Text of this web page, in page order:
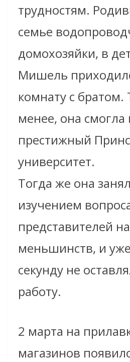
трудностям.
семье
домохозяйки, в
Мишель
комнату с братом.
менее, она смогла
престижный
университет.
Тогда же она
изучением
представителей
меньшинств, и
секунду не
работу.
2 марта на
магазинов